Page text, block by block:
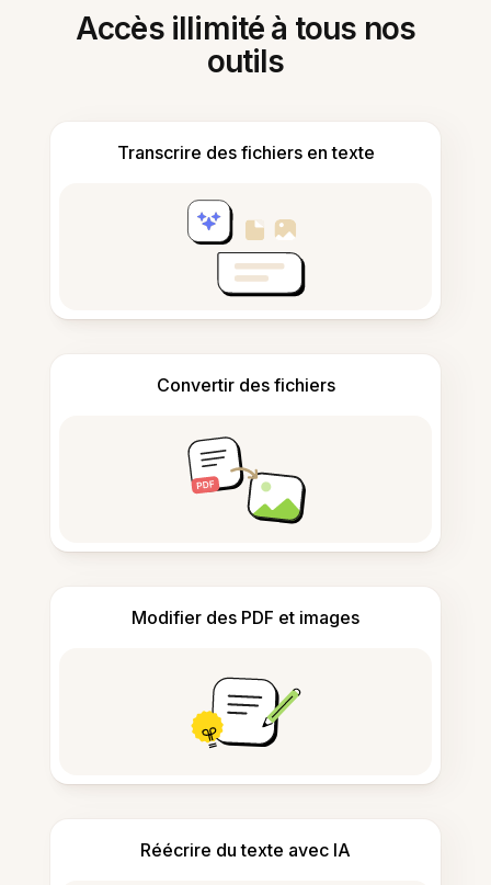
Accès illimité à tous nos
outils
Transcrire des fichiers en texte
Convertir des fichiers
Modifier des PDF et images
Réécrire du texte avec IA